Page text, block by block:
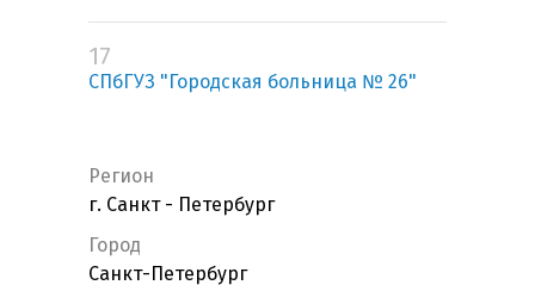
17
СПбГУЗ "Городская больница № 26"
Регион
г. Санкт - Петербург
Город
Санкт-Петербург